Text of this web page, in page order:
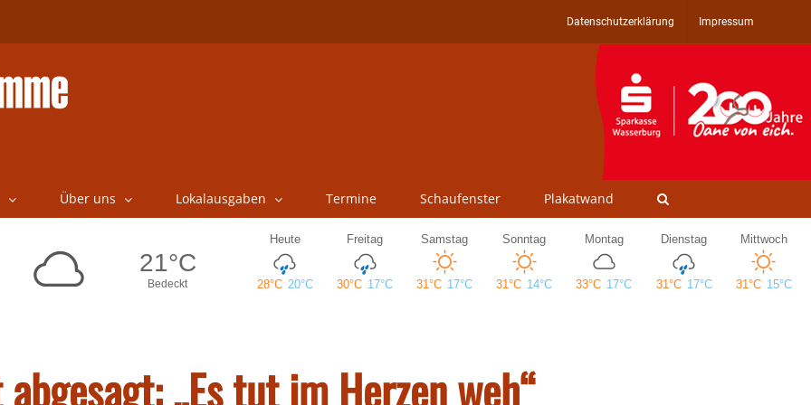
Datenschutzerklärung Impressum
Über uns Lokalausgaben Termine Schaufenster Plakatwand
„Es tut im Herzen weh“